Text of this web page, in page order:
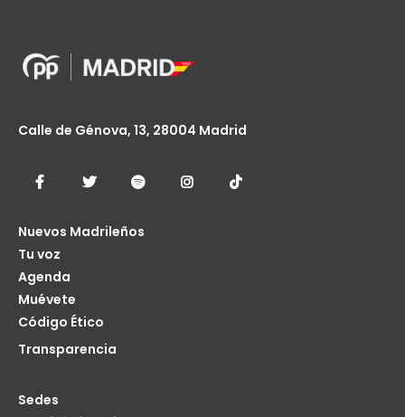
Calle de Génova, 13, 28004 Madrid
Nuevos Madrileños
Tu voz
Agenda
Muévete
Código Ético
Transparencia
Sedes